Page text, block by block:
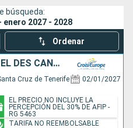
Buscar
búsqueda:
2027 - 2028
Ordenar
CROISIÈRE DANS L'ARCHIPEL DES CANARIES, LA DOUCEUR D'UN ÉTERNEL PRINTEMPS
Cruz de Tenerife 02/01/2027
EL PRECIO NO INCLUYE LA
PERCEPCIÓN DEL 30% DE AFIP -
RG 5463
TARIFA NO REEMBOLSABLE